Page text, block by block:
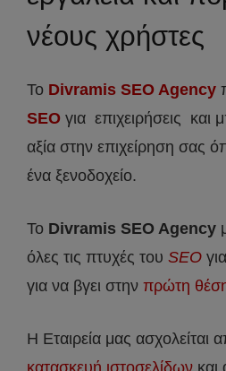
νέους χρήστες
Το Divramis SEO Agency
SEO για επιχειρήσεις και
αξία στην επιχείρηση σας
ένα ξενοδοχείο.
Το Divramis SEO Agency
όλες τις πτυχές του SEO
για να βγει στην πρώτη
Η Εταιρεία μας ασχολείται